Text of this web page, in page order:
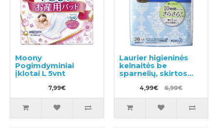
Moony
Pogimdyminiai
įklotai L 5vnt
7,99€
Laurier higieninės
kelnaitės be
sparnelių, skirtos
jautriai odai 14cm
36vnt4,99€ 6,99€